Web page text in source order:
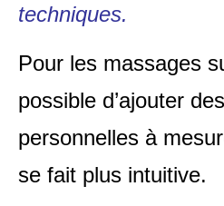
techniques.
Pour les massages
possible d’ajouter
personnelles à
se fait plus intuitive.